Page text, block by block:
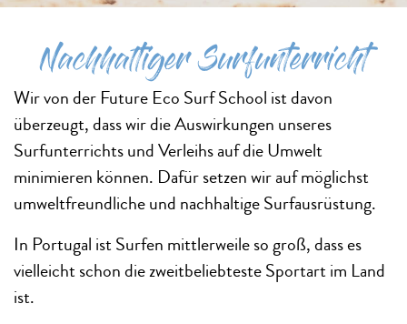
Nachhaltiger Surfunterricht
Wir von der Future Eco Surf School ist davon
überzeugt, dass wir die Auswirkungen unseres
Surfunterrichts und Verleihs auf die Umwelt
minimieren können. Dafür setzen wir auf möglichst
umweltfreundliche und nachhaltige Surfausrüstung.
In Portugal ist Surfen mittlerweile so groß, dass es
vielleicht schon die zweitbeliebteste Sportart im Land
ist.